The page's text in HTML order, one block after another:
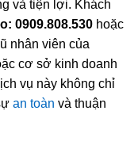
và tiện lợi. Khách
0909.808.530 hoặc
nhân viên của
cơ sở kinh doanh
vụ này không chỉ
an toàn và thuận